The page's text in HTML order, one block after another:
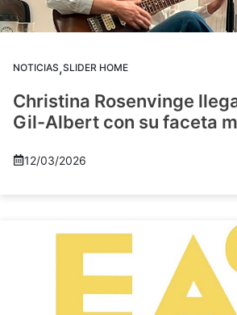
NOTICIAS,SLIDER HOME
Christina Rosenvinge
Gil-Albert con su faceta
12/03/2026